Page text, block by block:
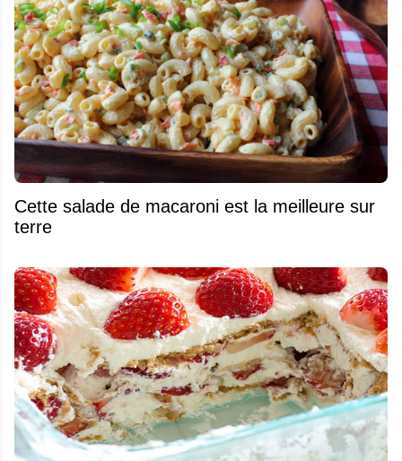
Cette salade de macaroni est la meilleure sur
terre